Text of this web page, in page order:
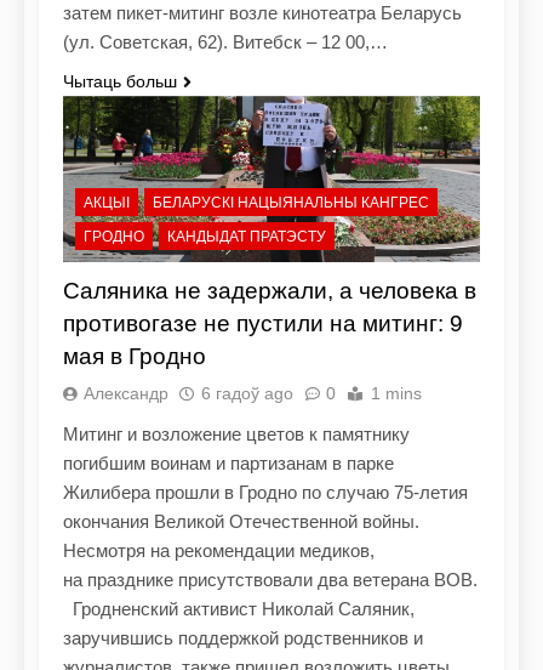
затем пикет-митинг возле кинотеатра Беларусь
(ул. Советская, 62). Витебск – 12 00,…
Чытаць больш
АКЦЫІ
БЕЛАРУСКІ НАЦЫЯНАЛЬНЫ КАНГРЕС
ГРОДНО
КАНДЫДАТ ПРАТЭСТУ
Саляника не задержали, а человека в
противогазе не пустили на митинг: 9
мая в Гродно
Александр 6 гадоў ago 0 1 mins
Митинг и возложение цветов к памятнику
погибшим воинам и партизанам в парке
Жилибера прошли в Гродно по случаю 75-летия
окончания Великой Отечественной войны.
Несмотря на рекомендации медиков,
на празднике присутствовали два ветерана ВОВ.
Гродненский активист Николай Саляник,
заручившись поддержкой родственников и